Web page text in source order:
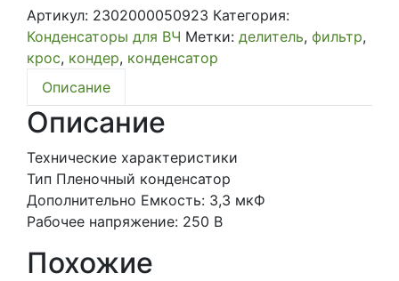
Артикул: 2302000050923 Категория:
Конденсаторы для ВЧ Метки: делитель, фильтр,
крос, кондер, конденсатор
Описание
Описание
Технические характеристики
Тип Пленочный конденсатор
Дополнительно Емкость: 3,3 мкФ
Рабочее напряжение: 250 В
Похожие